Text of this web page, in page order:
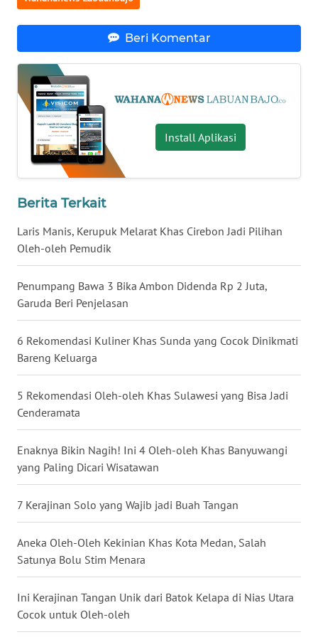
Beri Komentar
Install Aplikasi
Berita Terkait
Laris Manis, Kerupuk Melarat Khas Cirebon Jadi Pilihan
Oleh-oleh Pemudik
Penumpang Bawa 3 Bika Ambon Didenda Rp 2 Juta,
Garuda Beri Penjelasan
6 Rekomendasi Kuliner Khas Sunda yang Cocok Dinikmati
Bareng Keluarga
5 Rekomendasi Oleh-oleh Khas Sulawesi yang Bisa Jadi
Cenderamata
Enaknya Bikin Nagih! Ini 4 Oleh-oleh Khas Banyuwangi
yang Paling Dicari Wisatawan
7 Kerajinan Solo yang Wajib jadi Buah Tangan
Aneka Oleh-Oleh Kekinian Khas Kota Medan, Salah
Satunya Bolu Stim Menara
Ini Kerajinan Tangan Unik dari Batok Kelapa di Nias Utara
Cocok untuk Oleh-oleh
SULBAR
WN
BABEL
WN
SUMBAR
WN
SUMSEL
WN
BENGKULU
WN
LAMPUNG
WN
JOGJA
WN
WN
BALI
WN
KALBAR